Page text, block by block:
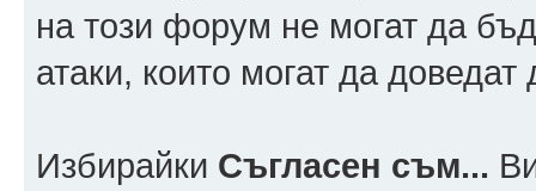
на този форум не могат да
атаки, които могат да
Избирайки Съгласен съм...